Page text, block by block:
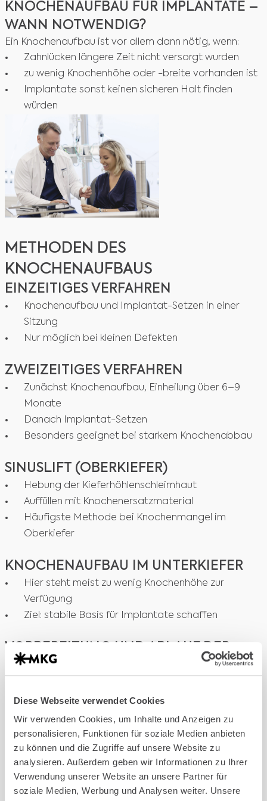
Diese Webseite verwendet Cookies
Wir verwenden Cookies, um Inhalte und Anzeigen zu
personalisieren, Funktionen für soziale Medien anbieten
zu können und die Zugriffe auf unsere Website zu
analysieren. Außerdem geben wir Informationen zu Ihrer
Verwendung unserer Website an unsere Partner für
soziale Medien, Werbung und Analysen weiter. Unsere
KNOCHENAUFBAU FÜR IMPLANTATE –
WANN NOTWENDIG?
Ein Knochenaufbau ist vor allem dann nötig, wenn:
Zahnlücken längere Zeit nicht versorgt wurden
zu wenig Knochenhöhe oder -breite vorhanden ist
Implantate sonst keinen sicheren Halt finden
würden
METHODEN DES
KNOCHENAUFBAUS
EINZEITIGES VERFAHREN
Knochenaufbau und Implantat-Setzen in einer
Sitzung
Nur möglich bei kleinen Defekten
ZWEIZEITIGES VERFAHREN
Zunächst Knochenaufbau, Einheilung über 6–9
Monate
Danach Implantat-Setzen
Besonders geeignet bei starkem Knochenabbau
SINUSLIFT (OBERKIEFER)
Hebung der Kieferhöhlenschleimhaut
Auffüllen mit Knochenersatzmaterial
Häufigste Methode bei Knochenmangel im
Oberkiefer
KNOCHENAUFBAU IM UNTERKIEFER
Hier steht meist zu wenig Knochenhöhe zur
Verfügung
Ziel: stabile Basis für Implantate schaffen
VORBEREITUNG UND ABLAUF DER
BEHANDLUNG
exakten Analyse
Planung:Auswahl der geeigneten Methode und
des Knochenmaterials
Eingriff: Knochenaufbau mit eigenem Knochen
oder Ersatzmaterial, Abdeckung mit Membran
Heilung:je nach Verfahren mehrere Monate bis
zur Implantation